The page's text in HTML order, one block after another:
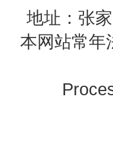
地址：张
本网站常年